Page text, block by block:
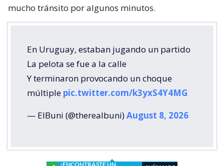
mucho tránsito por algunos minutos.
En Uruguay, estaban jugando un partido
La pelota se fue a la calle
Y terminaron provocando un choque
múltiple pic.twitter.com/k3yxS4Y4MG
— ElBuni (@therealbuni)August 8, 2026
¿ENCONTRASTE UN